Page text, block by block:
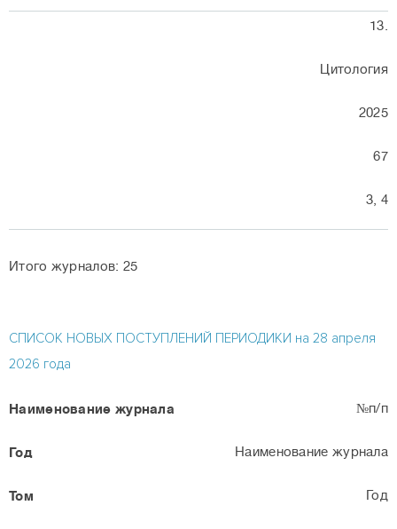
13.
Цитология
2025
67
3, 4
Итого журналов: 25
СПИСОК НОВЫХ ПОСТУПЛЕНИЙ ПЕРИОДИКИ на 28 апреля
2026 года
№п/п
Наименование журнала
Год